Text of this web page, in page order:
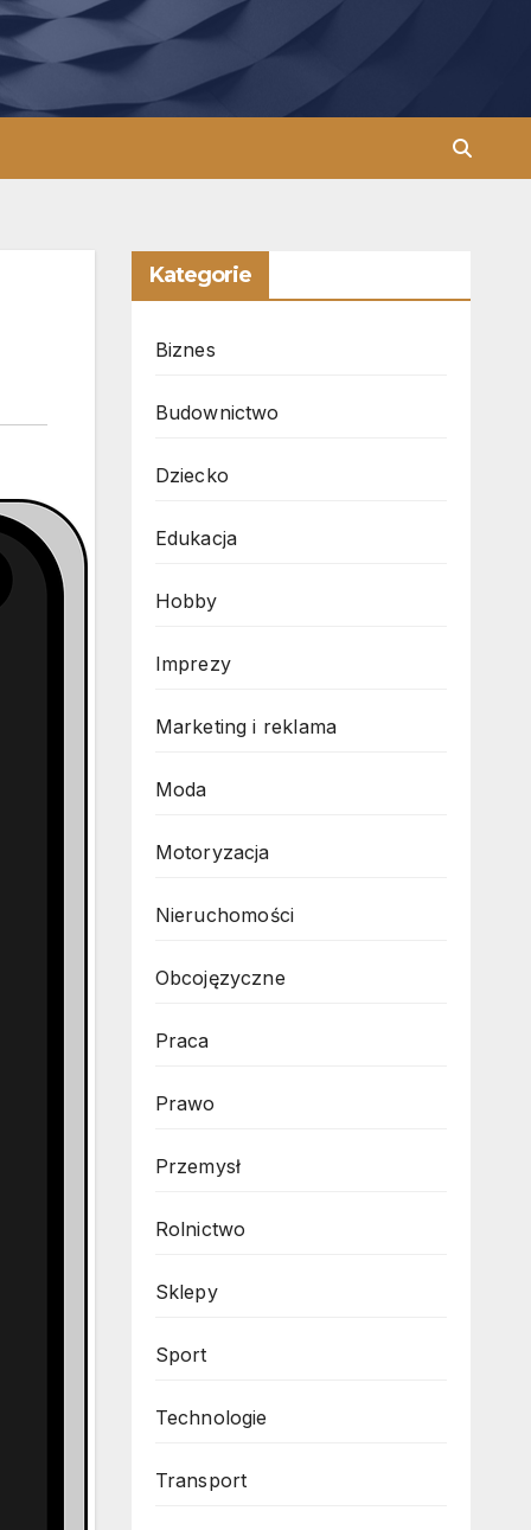
Kategorie
Biznes
Budownictwo
Dziecko
Edukacja
Hobby
Imprezy
Marketing i reklama
Moda
Motoryzacja
Nieruchomości
Obcojęzyczne
Praca
Prawo
Przemysł
Rolnictwo
Sklepy
Sport
Technologie
Transport